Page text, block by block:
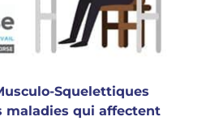
Squelettiques
maladies qui affectent